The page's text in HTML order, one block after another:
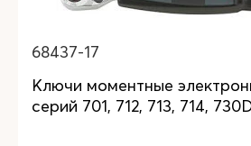
68437-17
Ключи моментные
серий 701, 712, 713, 714,